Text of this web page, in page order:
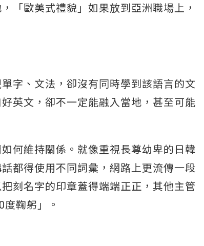
「歐美式禮貌」如果放到亞洲職場上，
字、文法，卻沒有同時學到該語言的文
英文，卻不一定能融入當地，甚至可能
何維持關係。就像重視長尊幼卑的日韓
都得使用不同詞彙，網路上更流傳一段
刻名字的印章蓋得端端正正，其他主管
鞠躬」。